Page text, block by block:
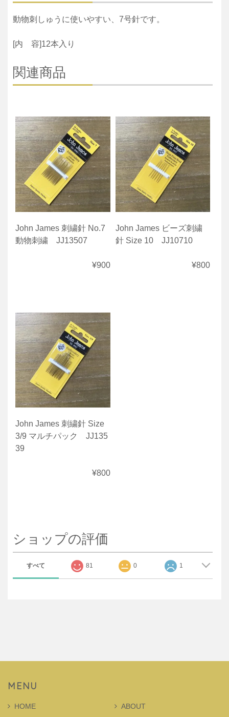
動物刺しゅうに使いやすい、7号針です。
[内 容]12本入り
関連商品
John James 刺繍針 No.7
動物刺繍 JJ13507
¥900
John James ビーズ刺繍
針 Size 10 JJ10710
¥800
John James 刺繍針 Size
3/9 マルチパック JJ135
39
¥800
ショップの評価
すべて 81 0 1
MENU
HOME
ABOUT